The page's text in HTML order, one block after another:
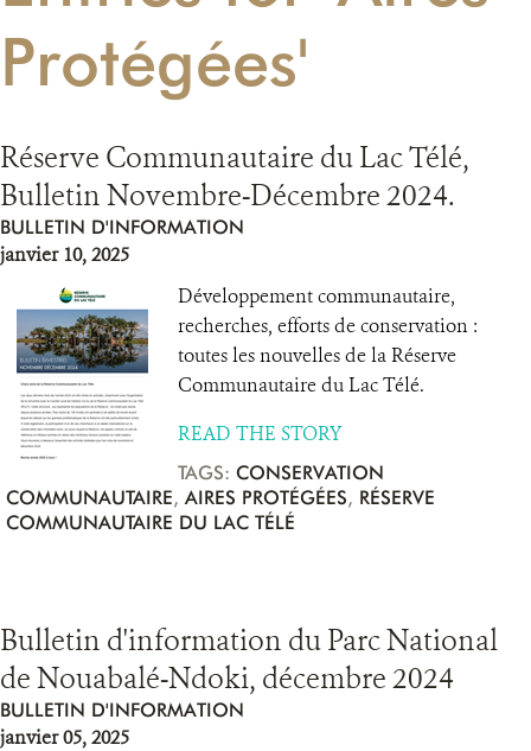
RESSOURCES
Protégées'
Réserve Communautaire du Lac Télé,
Bulletin Novembre-Décembre 2024.
BULLETIN D'INFORMATION
janvier 10, 2025
Développement communautaire,
recherches, efforts de conservation :
toutes les nouvelles de la Réserve
Communautaire du Lac Télé.
READ THE STORY
TAGS: CONSERVATION
COMMUNAUTAIRE, AIRES PROTÉGÉES, RÉSERVE
COMMUNAUTAIRE DU LAC TÉLÉ
Bulletin d'information du Parc National
de Nouabalé-Ndoki, décembre 2024
BULLETIN D'INFORMATION
janvier 05, 2025